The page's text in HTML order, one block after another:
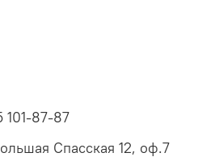
101-87-87
Спасская 12, оф.7